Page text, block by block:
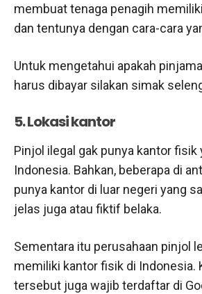
membuat tenaga penagih
dan tentunya dengan cara-cara
Untuk mengetahui apakah
harus dibayar silakan simak
5. Lokasi kantor
Pinjol ilegal gak punya kantor fisik
Indonesia. Bahkan, beberapa di
punya kantor di luar negeri yang
jelas juga atau fiktif belaka.
Sementara itu perusahaan pinjol
memiliki kantor fisik di Indonesia.
tersebut juga wajib terdaftar di